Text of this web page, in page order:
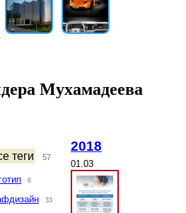
Мухамадеева
теги 57
6
33
2018
01.03